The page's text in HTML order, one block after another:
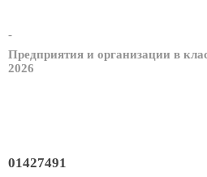
-
Предприятия и организации в
2026
01427491